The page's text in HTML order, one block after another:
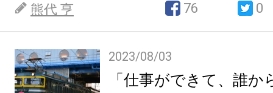
熊代 亨 76 0
2023/08/03
「仕事ができて、誰